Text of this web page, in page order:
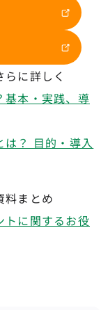
に詳しく
基本・実践、導
は？ 目的・導入
まとめ
トに関するお役